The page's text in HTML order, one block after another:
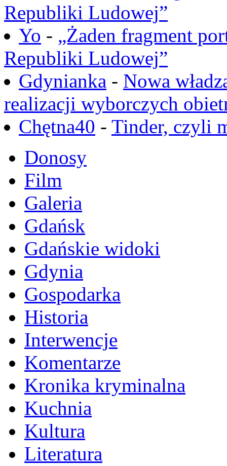
Republiki Ludowej”
Yo - „Żaden fragment
Republiki Ludowej”
Gdynianka - Nowa
realizacji wyborczych
Chętna40 - Tinder, czyli
Donosy
Film
Galeria
Gdańsk
Gdańskie widoki
Gdynia
Gospodarka
Historia
Interwencje
Komentarze
Kronika kryminalna
Kuchnia
Kultura
Literatura